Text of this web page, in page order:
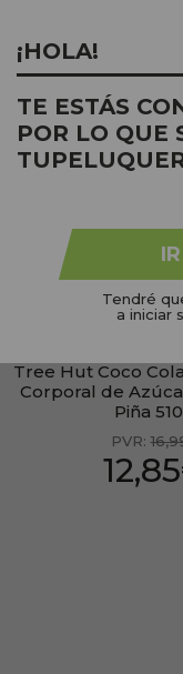
PRODUTO
COM
Tree Hut Coco
Corporal de
Piña
PVR:
¡HOLA!
TE ESTÁS
POR LO QUE
IR
Tendré
a iniciar